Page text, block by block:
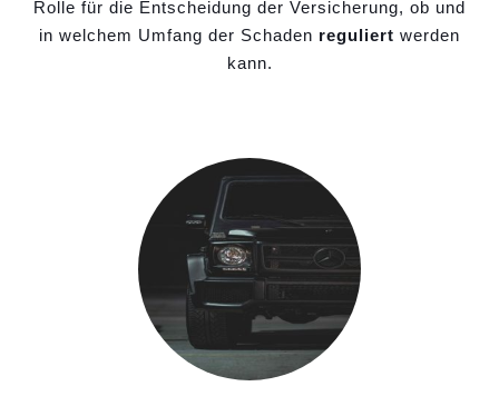
Rolle für die Entscheidung der Versicherung, ob und
in welchem Umfang der Schaden reguliert werden
kann.